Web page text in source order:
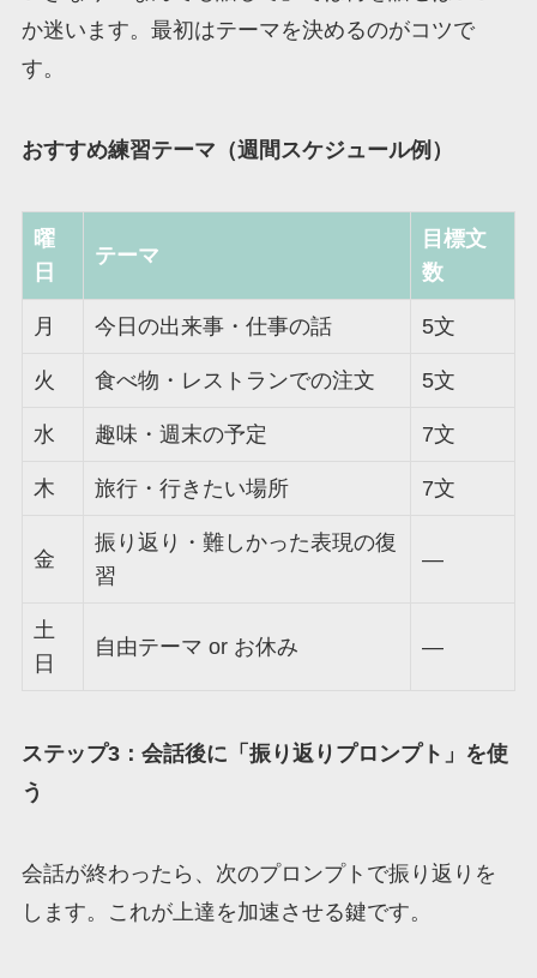
か迷います。最初はテーマを決めるのがコツで
す。
おすすめ練習テーマ（週間スケジュール例）
曜
日
テーマ
目標文
数
月 今日の出来事・仕事の話 5文
火 食べ物・レストランでの注文 5文
水 趣味・週末の予定 7文
木 旅行・行きたい場所 7文
金
振り返り・難しかった表現の復
習
—
土
日
自由テーマ or お休み —
ステップ3：会話後に「振り返りプロンプト」を使
う
会話が終わったら、次のプロンプトで振り返りを
します。これが上達を加速させる鍵です。